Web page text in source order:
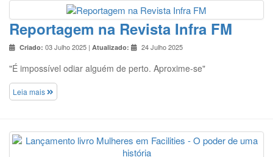
Reportagem na Revista Infra FM
Criado: 03 Julho 2025 | Atualizado: 24 Julho 2025
"É impossível odiar alguém de perto. Aproxime-se"
Leia mais